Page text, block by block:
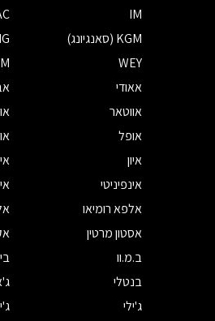
IM
KGM (סאנגיונג)
WEY
אאודי
אווטאר
אופל
איון
אינפיניטי
אלפא רומיאו
אסטון מרטין
ב.מ.וו
בנטלי
ג'ילי